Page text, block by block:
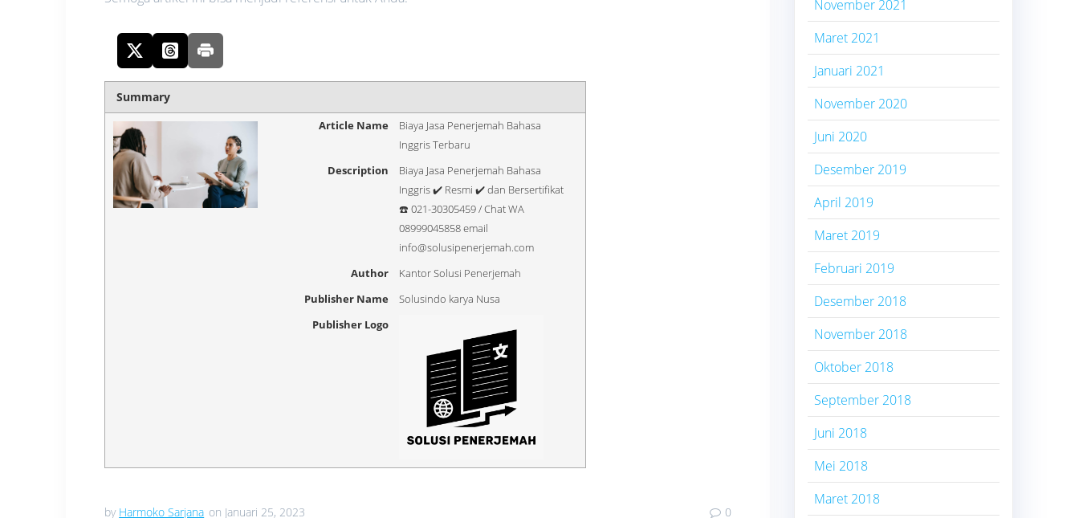
Summary
Article Name
Biaya Jasa Penerjemah Bahasa
Inggris Terbaru
Description
Biaya Jasa Penerjemah Bahasa
Inggris ✔️ Resmi ✔️ dan Bersertifikat
☎️ 021-30305459 / Chat WA
08999045858 email
info@solusipenerjemah.com
Author
Kantor Solusi Penerjemah
Publisher Name
Solusindo karya Nusa
Publisher Logo
by Harmoko Sarjana on Januari 25, 2023 0
November 2021
Maret 2021
Januari 2021
November 2020
Juni 2020
Desember 2019
April 2019
Maret 2019
Februari 2019
Desember 2018
November 2018
Oktober 2018
September 2018
Juni 2018
Mei 2018
Maret 2018